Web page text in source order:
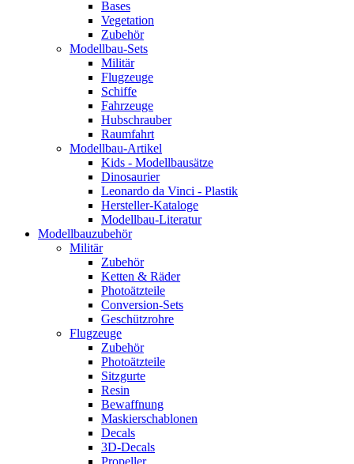
Bases
Vegetation
Zubehör
Modellbau-Sets
Militär
Flugzeuge
Schiffe
Fahrzeuge
Hubschrauber
Raumfahrt
Modellbau-Artikel
Kids - Modellbausätze
Dinosaurier
Leonardo da Vinci - Plastik
Hersteller-Kataloge
Modellbau-Literatur
Modellbauzubehör
Militär
Zubehör
Ketten & Räder
Photoätzteile
Conversion-Sets
Geschützrohre
Flugzeuge
Zubehör
Photoätzteile
Sitzgurte
Resin
Bewaffnung
Maskierschablonen
Decals
3D-Decals
Propeller